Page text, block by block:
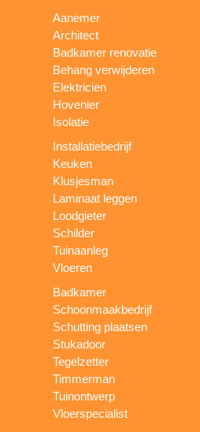
Aanemer
Architect
Badkamer renovatie
Behang verwijderen
Elektricien
Hovenier
Isolatie
Installatiebedrijf
Keuken
Klusjesman
Laminaat leggen
Loodgieter
Schilder
Tuinaanleg
Vloeren
Badkamer
Schoonmaakbedrijf
Schutting plaatsen
Stukadoor
Tegelzetter
Timmerman
Tuinontwerp
Vloerspecialist